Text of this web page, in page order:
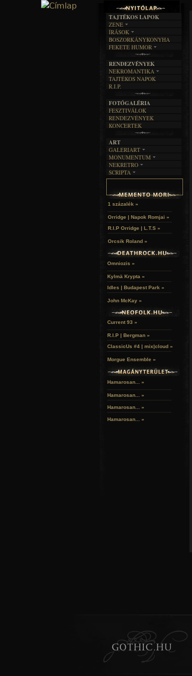
TAJTÉKOS LAPOK
ZENE
EGYÜTTESEK
INTERJÚK
FORDÍTÁSOK
DALSZÖVEGEK
ÍRÁSOK
IRODALOM
FILM
MŰVÉSZET
ÍRÁSTÖRTÉNET
BOSZORKÁNYKONYHA
FEKETE HUMOR
SZÖVEGES
RENDEZVÉNYEK
NEKROMANTIKA
AKTUÁLIS
A MÚLT
TAJTÉKOS NAPOK
R.I.P.
FOTÓGALÉRIA
FESZTIVÁLOK
RENDEZVÉNYEK
KONCERTEK
ART
GALERIART
ARTGALERI
KÉPREGÉNYEK
LAKÁSKULTS
MONUMENTUM
TEMETŐK
TEMPLOMOK
HELYEK
NEKRETRO
SZUBKULT
RELIKVIÁK
SCRIPTA
NOVELLÁK
HALÁLTÁNC
1 százalék »
Orridge | Napok Romjai »
R.I.P Orridge | L.T.S »
Orcsik Roland »
Omniozis »
Kylmä Krypta »
Idles | Budapest Park »
John McKay »
Current 93 »
R.I.P | Bergman »
ClassicUs #4 | mix|cloud »
Morgue Ensemble »
Hamarosan... »
Hamarosan... »
Hamarosan... »
Hamarosan... »